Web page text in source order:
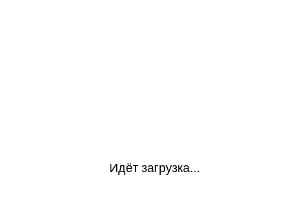
Идёт загрузка...